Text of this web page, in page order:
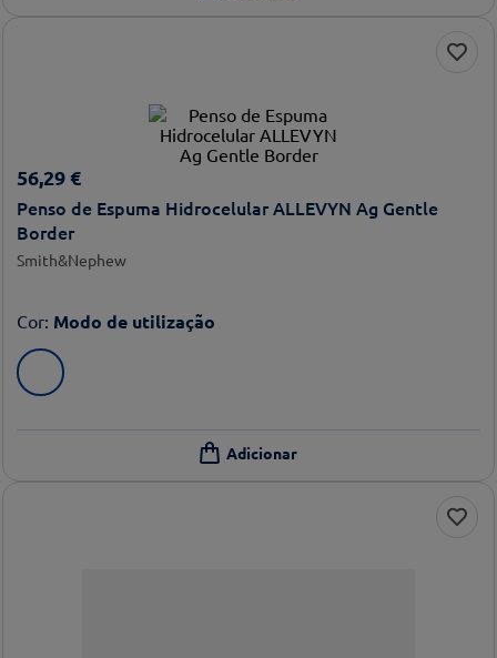
56,29 €
Penso de Espuma Hidrocelular ALLEVYN Ag Gentle
Border
Smith&Nephew
Cor: Modo de utilização